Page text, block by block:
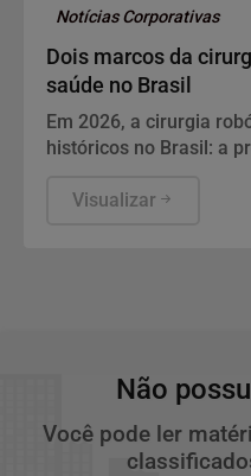
Notícias Corporativas
Dois marcos da
saúde no Brasil
Em 2026, a cirurgia
históricos no Brasil: a
saúde e o país
Visualizar
Não
Você pode ler